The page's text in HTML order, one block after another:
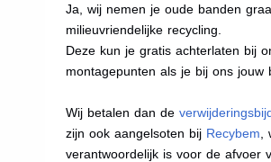
Ja, wij nemen je oude banden
milieuvriendelijke recycling.
Deze kun je gratis achterlaten bij
montagepunten als je bij ons jouw
Wij betalen dan de
zijn ook aangelsoten bij Recybem
verantwoordelijk is voor de afvoer